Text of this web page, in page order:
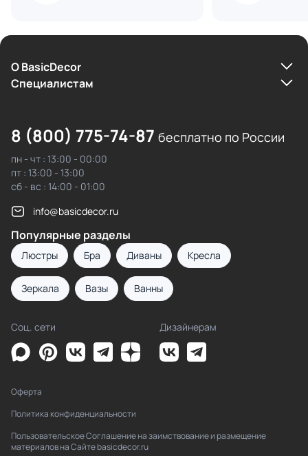
О BasicDecor
Cпециалистам
8 (800) 775-74-87 бесплатно по России
пн - чт : 13:00 - 00:00
пт : 13:00 - 13:00
сб - вс : 14:00 - 01:00
info@basicdecor.ru
Популярные разделы
Люстры Бра Диваны Кресла
Зеркала Вазы Ванны
Соц. сети Дизайнерам
Оферта
Политика конфиденциальности
Пользовательское Соглашение на заимствование и размещение
материалов на Сайте basicdecor.ru